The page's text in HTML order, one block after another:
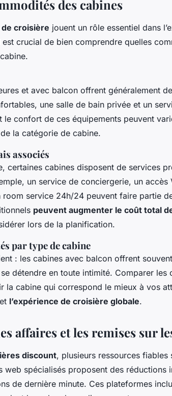
des cabines
croisière jouent un rôle essentiel dans
crucial de bien comprendre quelles
et avec balcon offrent généralement
une salle de bain privée et un
confort de ces équipements peuvent
la catégorie de cabine.
associés
certaines cabines disposent de services
un service de conciergerie, un accès
room service 24h/24 peuvent faire partie
peuvent augmenter le coût total
lors de la planification.
par type de cabine
: les cabines avec balcon offrent
détendre en toute intimité. Comparer les
la cabine qui correspond le mieux à vos
l’expérience de croisière globale.
affaires et les remises sur
discount, plusieurs ressources fiables
spécialisés proposent des réductions
de dernière minute. Ces plateformes